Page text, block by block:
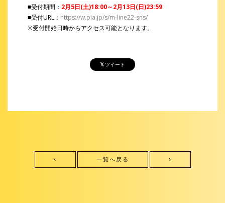
■受付期間： 2月5日(土)18:00～2月13日(日)23:59
■受付URL： https://w.pia.jp/s/m-line22-sns/
※受付開始日時からアクセス可能となります。
ツイート
一覧へ戻る